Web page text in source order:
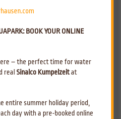
BOOK YOUR ONLINE
– the perfect time for water
real Sinalco Kumpelzeitat
entire summer holiday period,
day with a pre-booked online
mit vielfältigsten Spielideen,
dazu der Gegenstromkanal –
hier. Für Sie steht außerdem parat:
Flöz" ist das Speisen möglich!
aus, welches mit seiner